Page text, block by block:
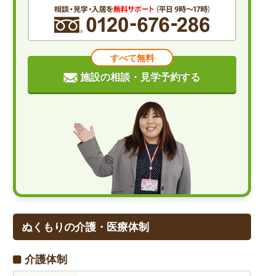
すべて無料
施設の相談・見学予約する
ぬくもりの介護・医療体制
介護体制